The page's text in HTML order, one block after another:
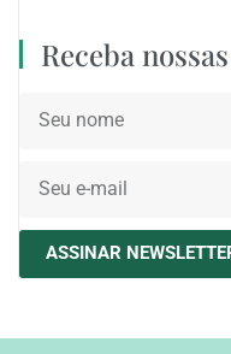
Receba
ASSINAR